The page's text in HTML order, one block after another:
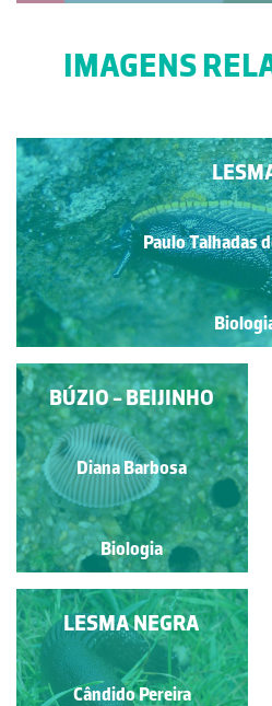
IMAGENS
Paulo Talhadas
CRACAS E BÚZIOS
Diana Barbosa
Biologia
BÚZIO - BEIJINHO
Diana Barbosa
Biologia
LESMA
Natacha Martinho
LESMA NEGRA
Cândido Pereira